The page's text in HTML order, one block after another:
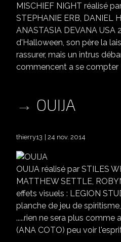
MISCHIEF NIGHT réalisé
STEPHANIE ERB, DANIEL
ANASTASIA DEVANA
d'Halloween, son père la
rassurer, mais un intrus
commencent a se compter
OUIJA
thierry13 24 nov. 2014
OUIJA réalisé par STILES
MATTHEW SETTLE,
effets visuels : LEGION
planche de jeu de
.....rien ne sera plus
(ANA COTO) peu voir